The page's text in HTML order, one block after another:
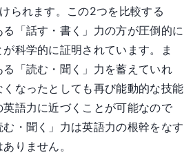
られます。この2つを比較する
「話す・書く」力の方が圧倒的に
科学的に証明されています。ま
「読む・聞く」力を蓄えていれ
なったとしても再び能動的な技能
語力に近づくことが可能なので
・聞く」力は英語力の根幹をなす
りません。